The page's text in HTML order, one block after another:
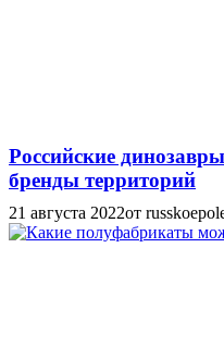
Российские
бренды территорий
21 августа 2022от